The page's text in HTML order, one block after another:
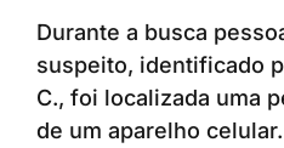
Durante a busca
suspeito, identificado
C., foi localizada uma
de um aparelho